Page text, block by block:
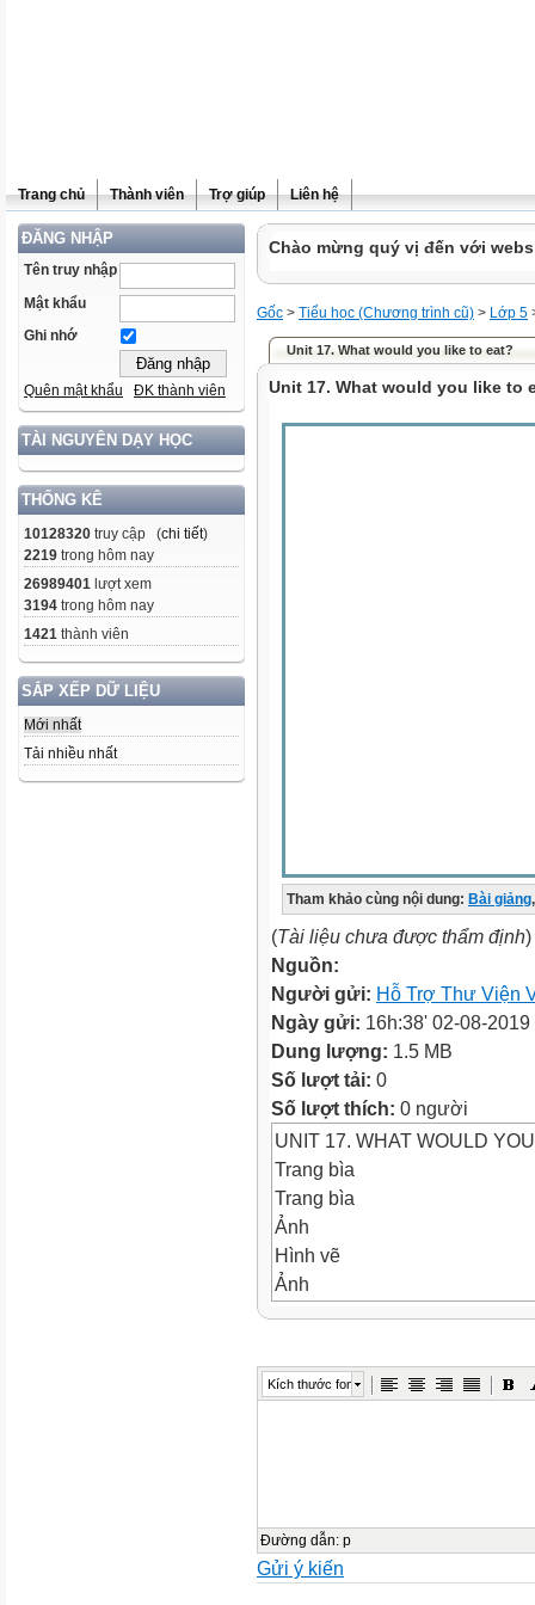
Trang chủ Thành viên Trợ giúp Liên hệ
ĐĂNG NHẬP
Tên truy nhập
Mật khẩu
Ghi nhớ
Quên mật khẩu ĐK thành viên
TÀI NGUYÊN DẠY HỌC
THỐNG KÊ
10128320 truy cập (chi tiết)
2219 trong hôm nay
26989401 lượt xem
3194 trong hôm nay
1421 thành viên
SẮP XẾP DỮ LIỆU
Mới nhất
Tải nhiều nhất
Chào mừng quý vị đến với
Gốc > Tiểu học (Chương trình cũ) > Lớp 5
Unit 17. What would you like to eat?
Unit 17. What would you like to
Tham khảo cùng nội dung: Bài giảng,
(Tài liệu chưa được thẩm định)
Nguồn:
Người gửi: Hỗ Trợ Thư Viện
Ngày gửi: 16h:38' 02-08-2019
Dung lượng: 1.5 MB
Số lượt tải: 0
Số lượt thích: 0 người
UNIT 17. WHAT WOULD
Trang bìa
Trang bìa
Ảnh
Hình vẽ
Ảnh
WARM-UP
Objectives
answers with the correct
Checking old lesson
Kích thước font
Đường dẫn: p
Gửi ý kiến